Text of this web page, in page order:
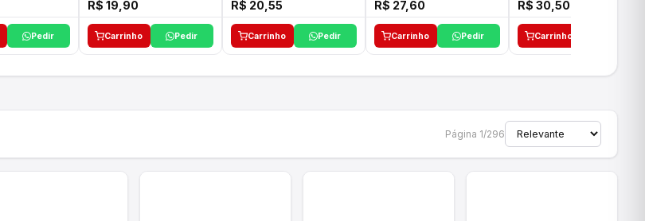
Pedir
R$ 19,90
Carrinho Pedir
R$ 20,55
Carrinho Pedir
R$ 27,60
Carrinho Pedir
R$ 30,50
Carrinho
Página 1/296